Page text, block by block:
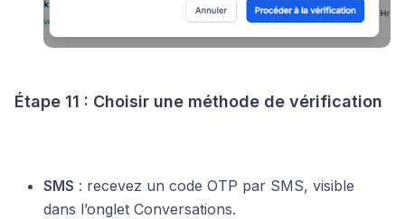
Étape 11 : Choisir une méthode de vérification
SMS : recevez un code OTP par SMS, visible
dans l’onglet Conversations.